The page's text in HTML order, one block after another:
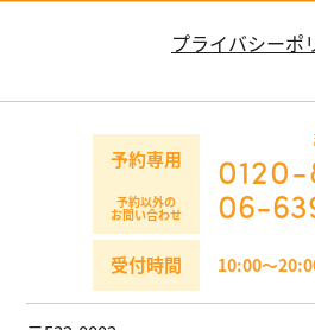
プライバシーポ
予約専用 0120-
予約以外の
お問い合わせ 06-
受付時間 10:00～